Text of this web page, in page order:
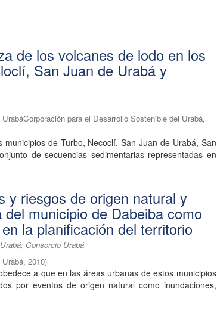
de los volcanes de lodo en los
San Juan de Urabá y
para el Desarrollo Sostenible del Urabá,
de Turbo, Necoclí, San Juan de Urabá, San
de secuencias sedimentarias representadas en
y riesgos de origen natural y
municipio de Dabeiba como
la planificación del territorio
Consorcio Urabá
,2010)
a que en las áreas urbanas de estos municipios
por eventos de origen natural como inundaciones,